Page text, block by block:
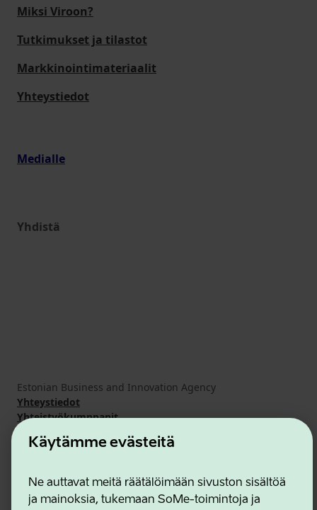
Käytämme evästeitä
Ne auttavat meitä räätälöimään sivuston sisältöä
ja mainoksia, tukemaan SoMe-toimintoja ja
Miksi Viroon?
Tutkimukset ja tilastot
Markkinointimateriaalit
Yhteystiedot
Medialle
Yhdistä
Estonian Business and Innovation Agency
Yhteystiedot
Yhteistyökumppanit
Eväste- ja tietosuojakäytäntö